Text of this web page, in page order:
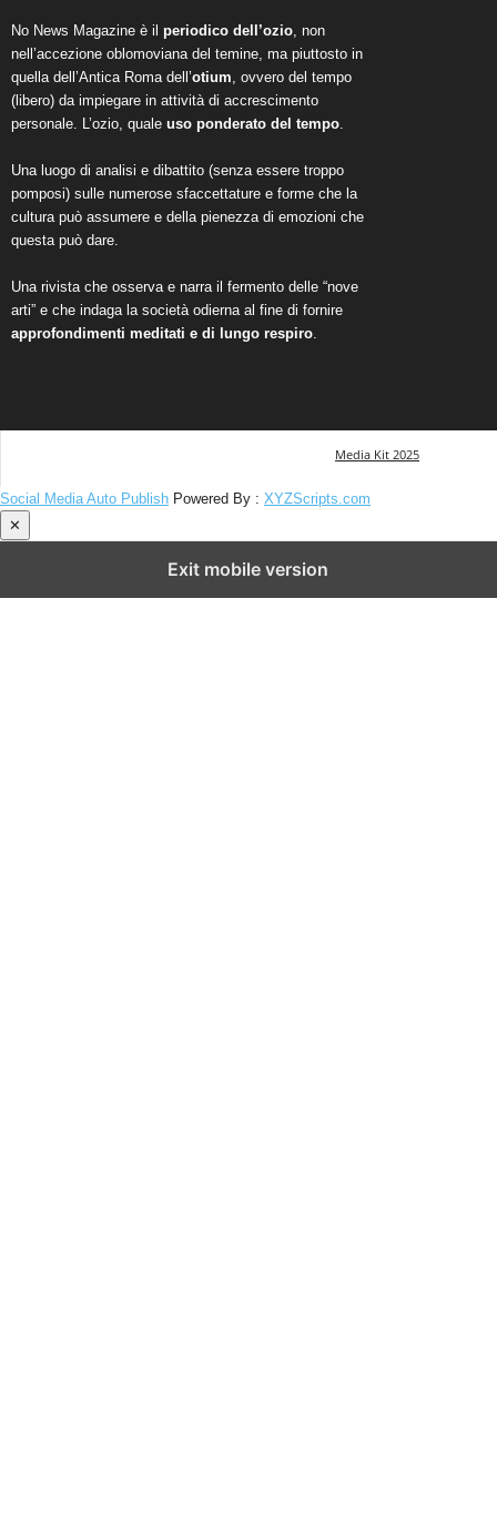
No News Magazine è il periodico dell’ozio, non
nell’accezione oblomoviana del temine, ma piuttosto in
quella dell’Antica Roma dell’otium, ovvero del tempo
(libero) da impiegare in attività di accrescimento
personale. L’ozio, quale uso ponderato del tempo.
Una luogo di analisi e dibattito (senza essere troppo
pomposi) sulle numerose sfaccettature e forme che la
cultura può assumere e della pienezza di emozioni che
questa può dare.
Una rivista che osserva e narra il fermento delle “nove
arti” e che indaga la società odierna al fine di fornire
approfondimenti meditati e di lungo respiro.
Media Kit 2025
Social Media Auto Publish Powered By : XYZScripts.com
✕
Exit mobile version